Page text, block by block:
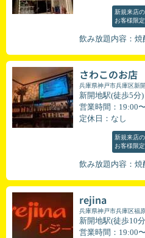
新規来店の
お客様限定
飲み放題内容：焼
さわこのお店
兵庫県神戸市兵庫区新
新開地駅(徒歩5分)
営業時間：19:00
定休日：なし
新規来店の
お客様限定
飲み放題内容：焼
rejina
兵庫県神戸市兵庫区福
新開地駅(徒歩10
営業時間：19:00